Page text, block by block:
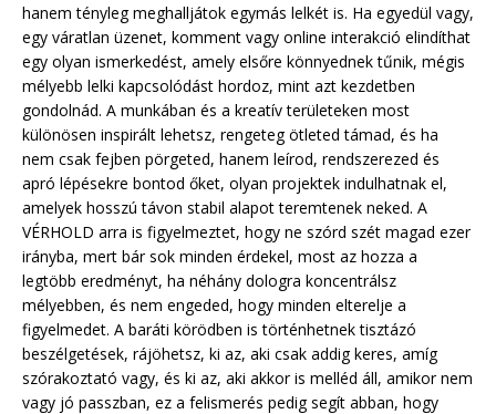
hanem tényleg meghalljátok egymás lelkét is. Ha egyedül vagy,
egy váratlan üzenet, komment vagy online interakció elindíthat
egy olyan ismerkedést, amely elsőre könnyednek tűnik, mégis
mélyebb lelki kapcsolódást hordoz, mint azt kezdetben
gondolnád. A munkában és a kreatív területeken most
különösen inspirált lehetsz, rengeteg ötleted támad, és ha
nem csak fejben pörgeted, hanem leírod, rendszerezed és
apró lépésekre bontod őket, olyan projektek indulhatnak el,
amelyek hosszú távon stabil alapot teremtenek neked. A
VÉRHOLD arra is figyelmeztet, hogy ne szórd szét magad ezer
irányba, mert bár sok minden érdekel, most az hozza a
legtöbb eredményt, ha néhány dologra koncentrálsz
mélyebben, és nem engeded, hogy minden elterelje a
figyelmedet. A baráti körödben is történhetnek tisztázó
beszélgetések, rájöhetsz, ki az, aki csak addig keres, amíg
szórakoztató vagy, és ki az, aki akkor is melléd áll, amikor nem
vagy jó passzban, ez a felismerés pedig segít abban, hogy